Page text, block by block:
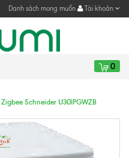
Danh sách mong muốn Tài khoản
0
Schneider U30IPGWZB